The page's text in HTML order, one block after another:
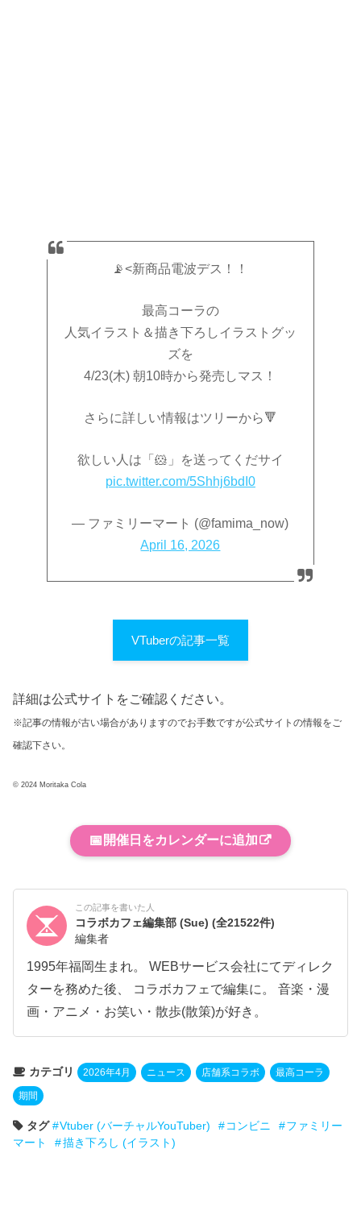
📡<新商品電波デス！！
最高コーラの
人気イラスト＆描き下ろしイラストグッ
ズを
4/23(木) 朝10時から発売しマス！
さらに詳しい情報はツリーから🔻
欲しい人は「🐹」を送ってくだサイ
pic.twitter.com/5Shhj6bdI0
— ファミリーマート (@famima_now)
April 16, 2026
VTuberの記事一覧
詳細は公式サイトをご確認ください。
※記事の情報が古い場合がありますのでお手数ですが公式サイトの情報をご
確認下さい。
© 2024 Moritaka Cola
📅 開催日をカレンダーに追加
この記事を書いた人
コラボカフェ編集部 (Sue)(全21522件)
編集者
1995年福岡生まれ。 WEBサービス会社にてディレク
ターを務めた後、 コラボカフェで編集に。 音楽・漫
画・アニメ・お笑い・散歩(散策)が好き。
カテゴリ 2026年4月 ニュース 店舗系コラボ 最高コーラ
期間
タグ Vtuber (バーチャルYouTuber) コンビニ
ファミリー
マート
描き下ろし (イラスト)